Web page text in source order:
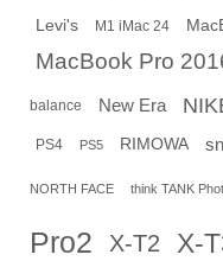
Levi's M1 iMac 24
MacBook Pro
balance New Era
PS4 PS5 RIMOWA
NORTH FACE think TANK
Pro2
X-T2 X-